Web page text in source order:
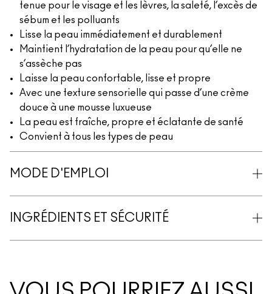
tenue pour le visage et les lèvres, la saleté, l’excès de
sébum et les polluants
Lisse la peau immédiatement et durablement
Maintient l’hydratation de la peau pour qu’elle ne
s’assèche pas
Laisse la peau confortable, lisse et propre
Avec une texture sensorielle qui passe d’une crème
douce à une mousse luxueuse
La peau est fraîche, propre et éclatante de santé
Convient à tous les types de peau
MODE D'EMPLOI
INGRÉDIENTS ET SÉCURITÉ